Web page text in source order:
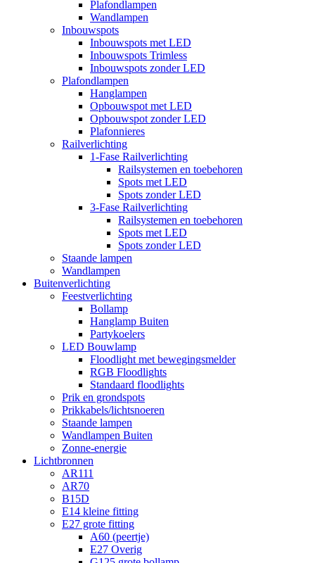
Plafondlampen
Wandlampen
Inbouwspots
Inbouwspots met LED
Inbouwspots Trimless
Inbouwspots zonder LED
Plafondlampen
Hanglampen
Opbouwspot met LED
Opbouwspot zonder LED
Plafonnieres
Railverlichting
1-Fase Railverlichting
Railsystemen en toebehoren
Spots met LED
Spots zonder LED
3-Fase Railverlichting
Railsystemen en toebehoren
Spots met LED
Spots zonder LED
Staande lampen
Wandlampen
Buitenverlichting
Feestverlichting
Bollamp
Hanglamp Buiten
Partykoelers
LED Bouwlamp
Floodlight met bewegingsmelder
RGB Floodlights
Standaard floodlights
Prik en grondspots
Prikkabels/lichtsnoeren
Staande lampen
Wandlampen Buiten
Zonne-energie
Lichtbronnen
AR111
AR70
B15D
E14 kleine fitting
E27 grote fitting
A60 (peertje)
E27 Overig